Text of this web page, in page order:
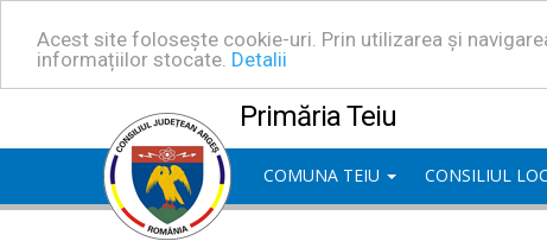
Acest site folosește cookie-uri. Prin utilizarea și
informațiilor stocate. Detalii
Primăria Teiu
COMUNA TEIU CONSILIUL